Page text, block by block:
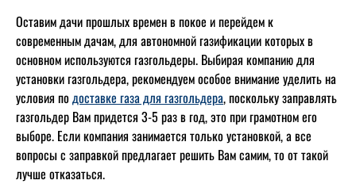
Оставим дачи прошлых времен в покое и перейдем к
современным дачам, для автономной газификации которых в
основном используются газгольдеры. Выбирая компанию для
установки газгольдера, рекомендуем особое внимание уделить на
условия подоставке газа для газгольдера, поскольку заправлять
газгольдер Вам придется 3-5 раз в год, это при грамотном его
выборе. Если компания занимается только установкой, а все
вопросы с заправкой предлагает решить Вам самим, то от такой
лучше отказаться.